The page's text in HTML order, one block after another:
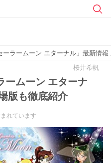
ーラームーン エターナル」最新情
桜井希帆
ームーン エターナ
版も徹底紹介
れています